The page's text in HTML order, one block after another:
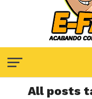
All posts